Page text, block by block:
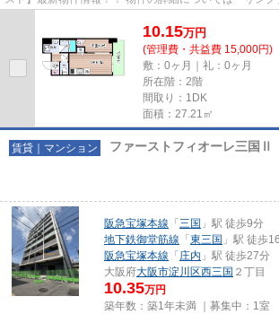
10.15万円
(管理費・共益費 15,000円)
敷：0ヶ月｜礼：0ヶ月
所在階：2階
間取り：1DK
面積：27.21㎡
賃貸｜マンション ファーストフィオーレ三国Ⅱ
阪急宝塚本線 「 三国 」駅 徒歩9分
地下鉄御堂筋線 「 東三国 」駅 徒歩
阪急宝塚本線 「 庄内 」駅 徒歩27分
大阪府大阪市淀川区西三国 ２丁目
10.35万円
築年数：築1年未満 ｜募集中： 1室